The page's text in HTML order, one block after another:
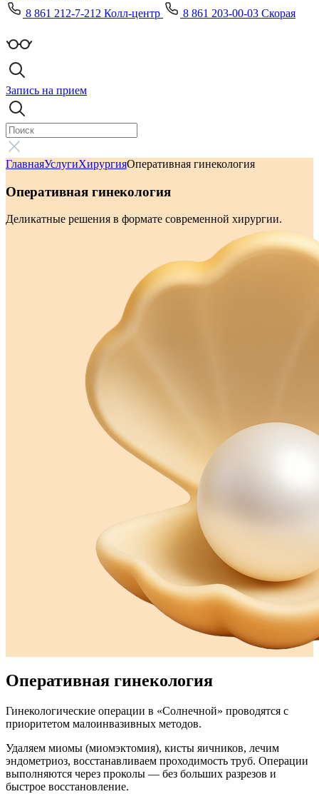
8 861 212-7-212 Колл-центр
8 861 203-00-03 Скорая
Запись на прием
ГлавнаяУслугиХирургияОперативная гинекология
Оперативная гинекология
Деликатные решения в формате современной хирургии.
Оперативная гинекология
Гинекологические операции в «Солнечной» проводятся с
приоритетом малоинвазивных методов.
Удаляем миомы (миомэктомия), кисты яичников, лечим
эндометриоз, восстанавливаем проходимость труб. Операции
выполняются через проколы — без больших разрезов и
быстрое восстановление.